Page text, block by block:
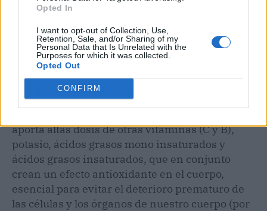
Opted In
I want to opt-out of Collection, Use,
Retention, Sale, and/or Sharing of my
Personal Data that Is Unrelated with the
Purposes for which it was collected.
Opted Out
CONFIRM
Un gran antioxidante
aporta altas dosis de otras vitaminas (C y B),
potasio, ácidos grasos mono insaturados y
ácidos grasos insaturados, que en conjunto
crean un efecto antioxidante en el cuerpo,
esencial para evitar el deterioro prematuro de
las células y los órganos de nuestro cuerpo (por